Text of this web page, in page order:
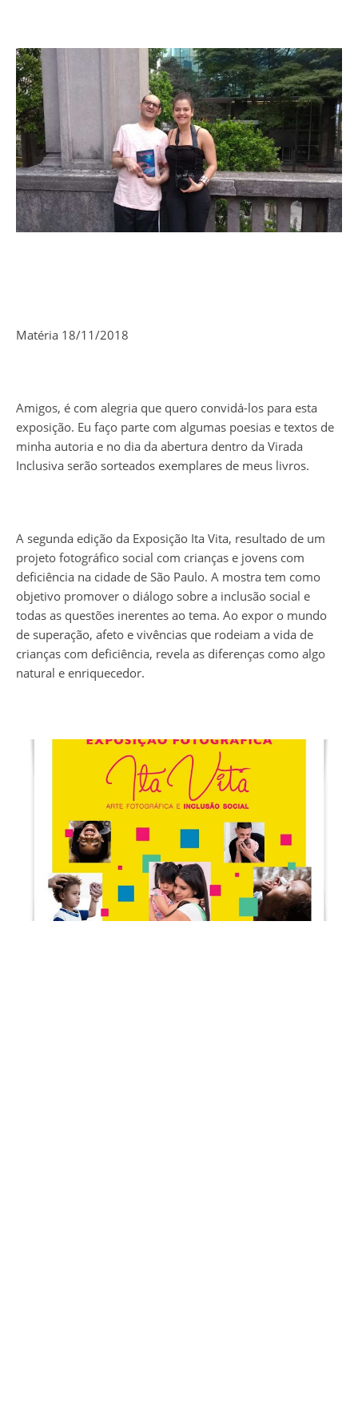
Matéria 18/11/2018
Amigos, é com alegria que quero convidá-los para esta
exposição. Eu faço parte com algumas poesias e textos de
minha autoria e no dia da abertura dentro da Virada
Inclusiva serão sorteados exemplares de meus livros.
A segunda edição da Exposição Ita Vita, resultado de um
projeto fotográfico social com crianças e jovens com
deficiência na cidade de São Paulo. A mostra tem como
objetivo promover o diálogo sobre a inclusão social e
todas as questões inerentes ao tema. Ao expor o mundo
de superação, afeto e vivências que rodeiam a vida de
crianças com deficiência, revela as diferenças como algo
natural e enriquecedor.